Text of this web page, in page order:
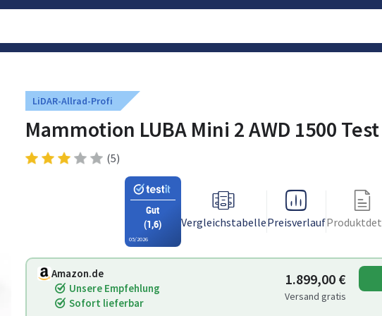
LiDAR-Allrad-Profi
Mammotion LUBA Mini 2 AWD 1500 Test
(5)
Gut
(1,6)
05/2026
VergleichstabellePreisverlauf
Amazon.de
Unsere Empfehlung
Sofort lieferbar
1.899,00 €
Versand gratis